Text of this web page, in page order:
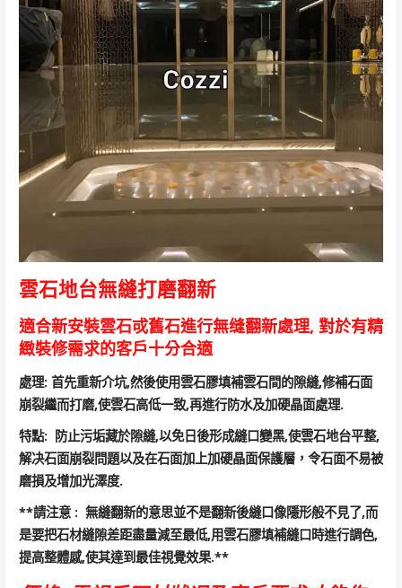
雲石地台無縫打磨翻新
適合新安裝雲石戓舊石進行無缝翻新處理, 對於有精
緻裝修需求的客戶十分合適
處理: 首先重新介坑,然後使用雲石膠填補雲石間的隙縫,修補石面
崩裂繼而打磨,使雲石高低一致,再進行防水及加硬晶面處理.
特點: 防止污垢藏於隙縫,以免日後形成縫口變黑,使雲石地台平整,
解决石面崩裂問題以及在石面加上加硬晶面保護層，令石面不易被
磨損及增加光澤度.
**請注意 : 無縫翻新的意思並不是翻新後縫口像隱形般不見了,而
是要把石材縫隙差距盡量減至最低,用雲石膠填補縫口時進行調色,
提高整體感,使其達到最佳視覺效果.**